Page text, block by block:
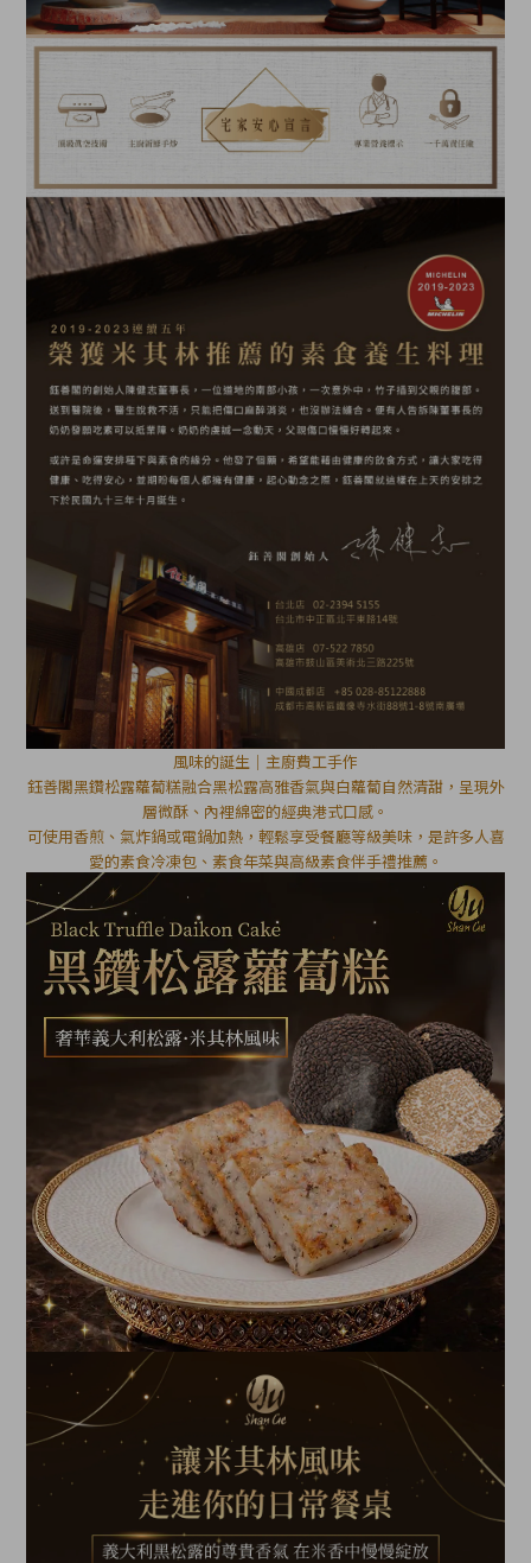
風味的誕生｜主廚費工手作
鈺善閣黑鑽松露蘿蔔糕融合黑松露高雅香氣與白蘿蔔自然清甜，呈現外
層微酥、內裡綿密的經典港式口感。
可使用香煎、氣炸鍋或電鍋加熱，輕鬆享受餐廳等級美味，是許多人喜
愛的素食冷凍包、素食年菜與高級素食伴手禮推薦。